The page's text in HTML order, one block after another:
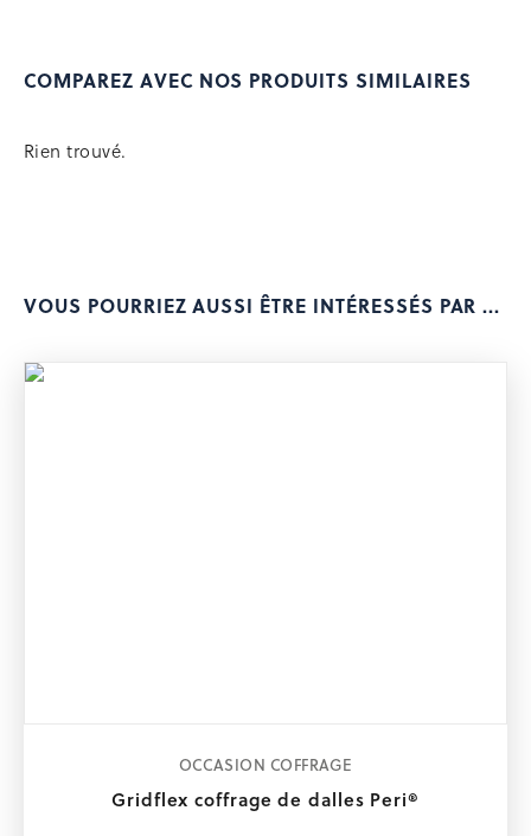
0
contact@matedis.com
COMPAREZ AVEC NOS PRODUITS SIMILAIRES
Rien trouvé.
VOUS POURRIEZ AUSSI ÊTRE INTÉRESSÉS PAR ...
Gridflex coffrage de dalles Peri®
OCCASION COFFRAGE